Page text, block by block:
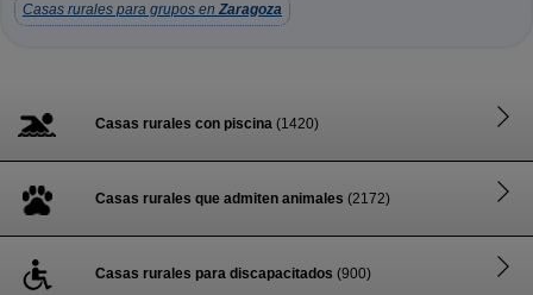
Casas rurales para grupos en Zaragoza
Casas rurales con piscina (1420)
Casas rurales que admiten animales (2172)
Casas rurales para discapacitados (900)